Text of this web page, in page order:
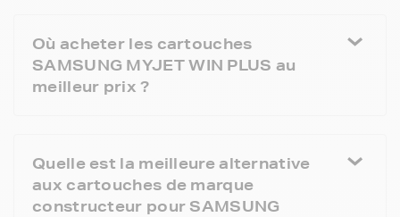
Où acheter les cartouches
SAMSUNG MYJET WIN PLUS au
meilleur prix ?
Quelle est la meilleure alternative
aux cartouches de marque
constructeur pour SAMSUNG